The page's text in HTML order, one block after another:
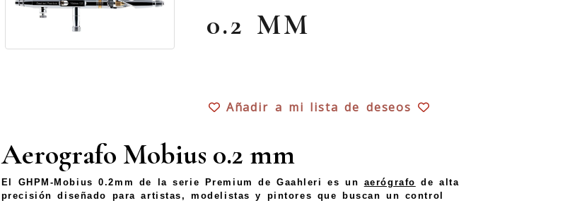
0.2 MM
Añadir a mi lista de deseos
Aerografo Mobius 0.2 mm
El GHPM-Mobius 0.2mm de la serie Premium de Gaahleri es un aerógrafo
de alta
precisión diseñado para artistas, modelistas y pintores que buscan un control